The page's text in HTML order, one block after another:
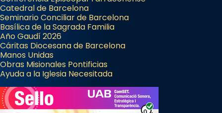
Catedral de Barcelona
Seminario Conciliar de Barcelona
Basílica de la Sagrada Familia
Año Gaudí 2026
Cáritas Diocesana de Barcelona
Manos Unidas
Obras Misionales Pontificias
Ayuda a la Iglesia Necesitada